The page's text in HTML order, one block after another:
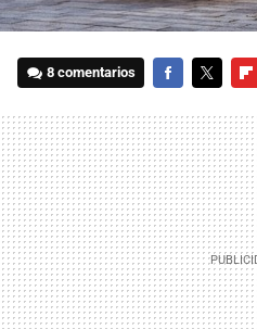
8 comentarios